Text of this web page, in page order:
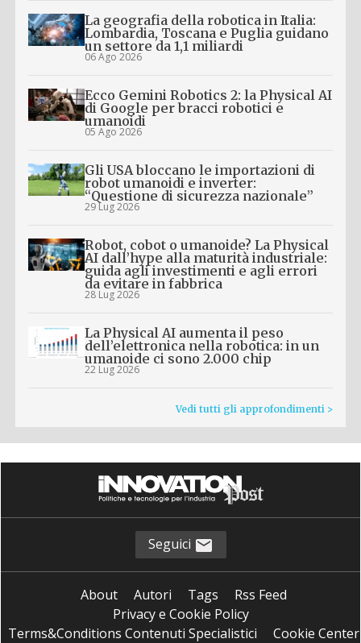
La geografia della robotica in Italia:
Lombardia, Toscana e Puglia guidano
un settore da 1,1 miliardi
06 Ago 2026
Ecco Gemini Robotics 2: la Physical AI
di Google per bracci robotici e
umanoidi
05 Ago 2026
Gli USA bloccano le importazioni di
robot umanoidi e inverter:
“Questione di sicurezza nazionale”
29 Lug 2026
Robot, cobot o umanoide? La Physical
AI dall’hype alla maturità industriale:
guida agli investimenti e agli errori
da evitare in fabbrica
28 Lug 2026
La Physical AI aumenta il peso
dell’elettronica nella robotica: in un
umanoide ci sono 2.000 chip
22 Lug 2026
Vedi tutti gli approfondimenti >
Seguici
About Autori Tags
Rss Feed
Privacy e Cookie Policy
Terms&Conditions Contenuti Specialistici
Cookie Center